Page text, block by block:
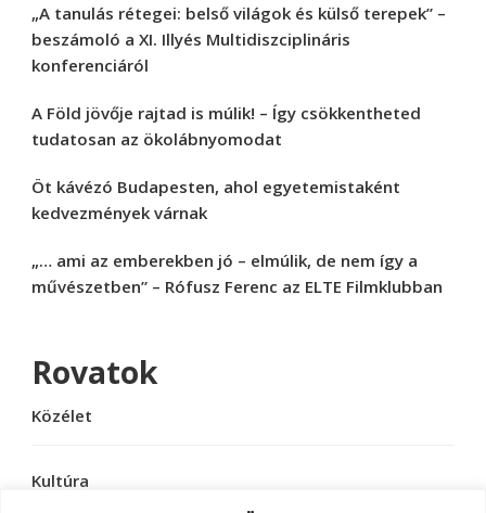
„A tanulás rétegei: belső világok és külső terepek” –
beszámoló a XI. Illyés Multidiszciplináris
konferenciáról
A Föld jövője rajtad is múlik! – Így csökkentheted
tudatosan az ökolábnyomodat
Öt kávézó Budapesten, ahol egyetemistaként
kedvezmények várnak
„… ami az emberekben jó – elmúlik, de nem így a
művészetben” – Rófusz Ferenc az ELTE Filmklubban
Rovatok
Közélet
Kultúra